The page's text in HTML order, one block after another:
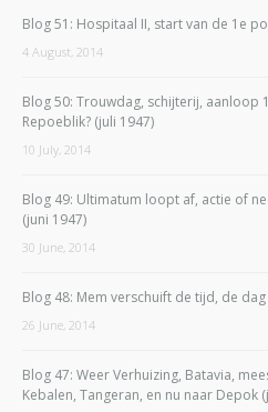
Blog 51: Hospitaal II, start van de 1e
4 August, 2014
Blog 50: Trouwdag, schijterij, aanloop
Repoeblik? (juli 1947)
10 July, 2014
Blog 49: Ultimatum loopt af, actie of
(juni 1947)
30 June, 2014
Blog 48: Mem verschuift de tijd, de
26 June, 2014
Blog 47: Weer Verhuizing, Batavia,
Kebalen, Tangeran, en nu naar Depok